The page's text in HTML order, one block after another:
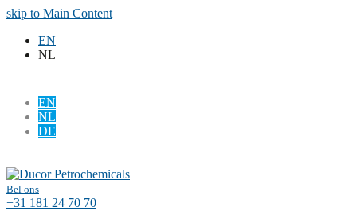
skip to Main Content
EN
NL
EN
NL
DE
Bel ons
+31 181 24 70 70